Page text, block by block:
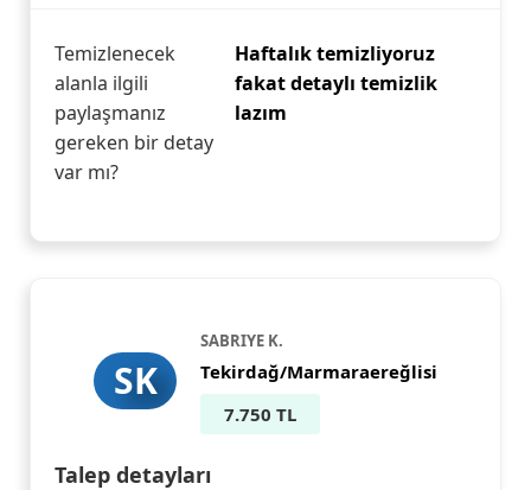
Temizlenecek
alanla ilgili
paylaşmanız
gereken bir detay
var mı?
Haftalık temizliyoruz
fakat detaylı temizlik
lazım
SK
SABRIYE K.
Tekirdağ/Marmaraereğlisi
7.750 TL
Talep detayları